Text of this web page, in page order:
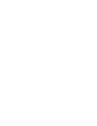
及び法令等により例
を取り扱います。
行うため
る商品・サービスの